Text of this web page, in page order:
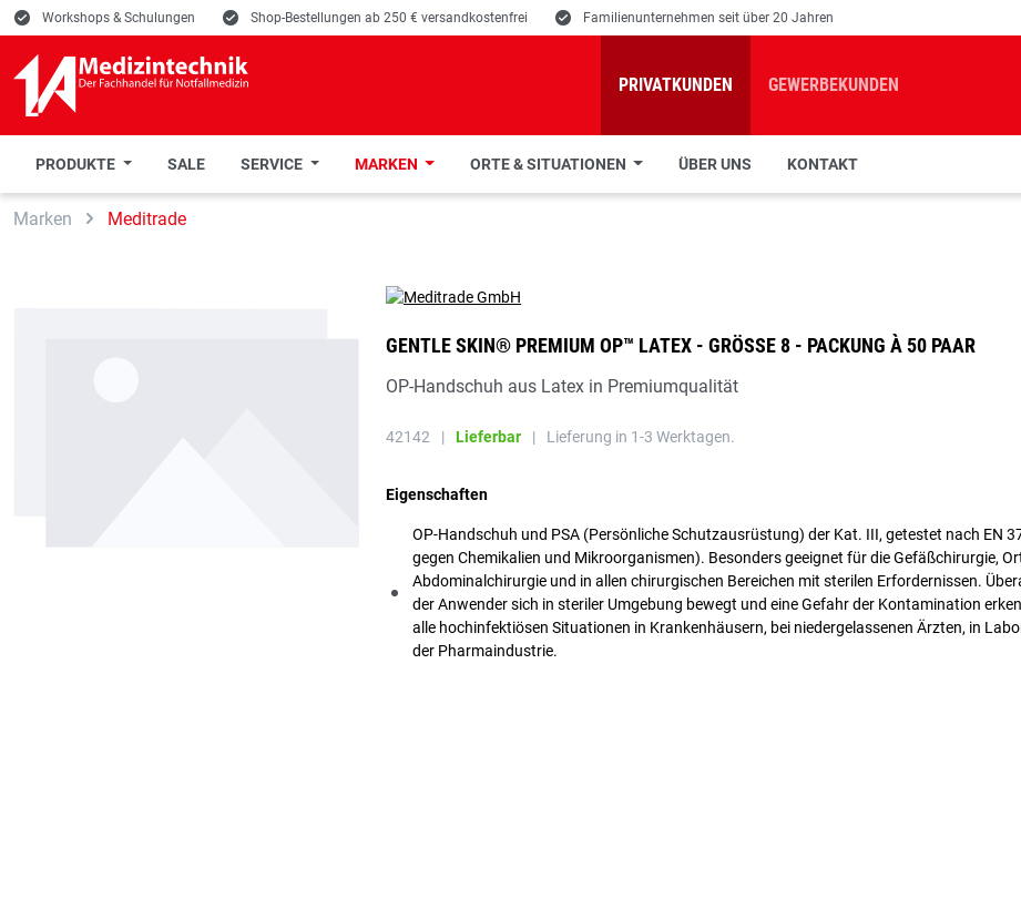
Zur Suche springen
Zur Hauptnavigation springen
E Workshops & Schulungen E Shop-Bestellungen ab 250 € versandkostenfrei E Familienunternehmen seit über 20 Jahren
PRIVATKUNDEN GEWERBEKUNDEN
PRODUKTE SALE SERVICE MARKEN ORTE & SITUATIONEN ÜBER UNS KONTAKT
Marken Meditrade
GENTLE SKIN® PREMIUM OP™ LATEX - GRÖSSE 8 - PACKUNG À 50 PAAR
OP-Handschuh aus Latex in Premiumqualität
42142 | Lieferbar | Lieferung in 1-3 Werktagen.
Eigenschaften
OP-Handschuh und PSA (Persönliche Schutzausrüstung) der Kat. III, getestet nach EN
gegen Chemikalien und Mikroorganismen). Besonders geeignet für die Gefäßchirurgie,
Abdominalchirurgie und in allen chirurgischen Bereichen mit sterilen Erfordernissen.
der Anwender sich in steriler Umgebung bewegt und eine Gefahr der Kontamination
alle hochinfektiösen Situationen in Krankenhäusern, bei niedergelassenen Ärzten, in
der Pharmaindustrie.